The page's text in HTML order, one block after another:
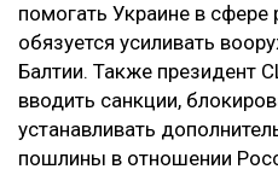
помогать Украине в сфере
обязуется усиливать
Балтии. Также президент
вводить санкции,
устанавливать
пошлины в отношении